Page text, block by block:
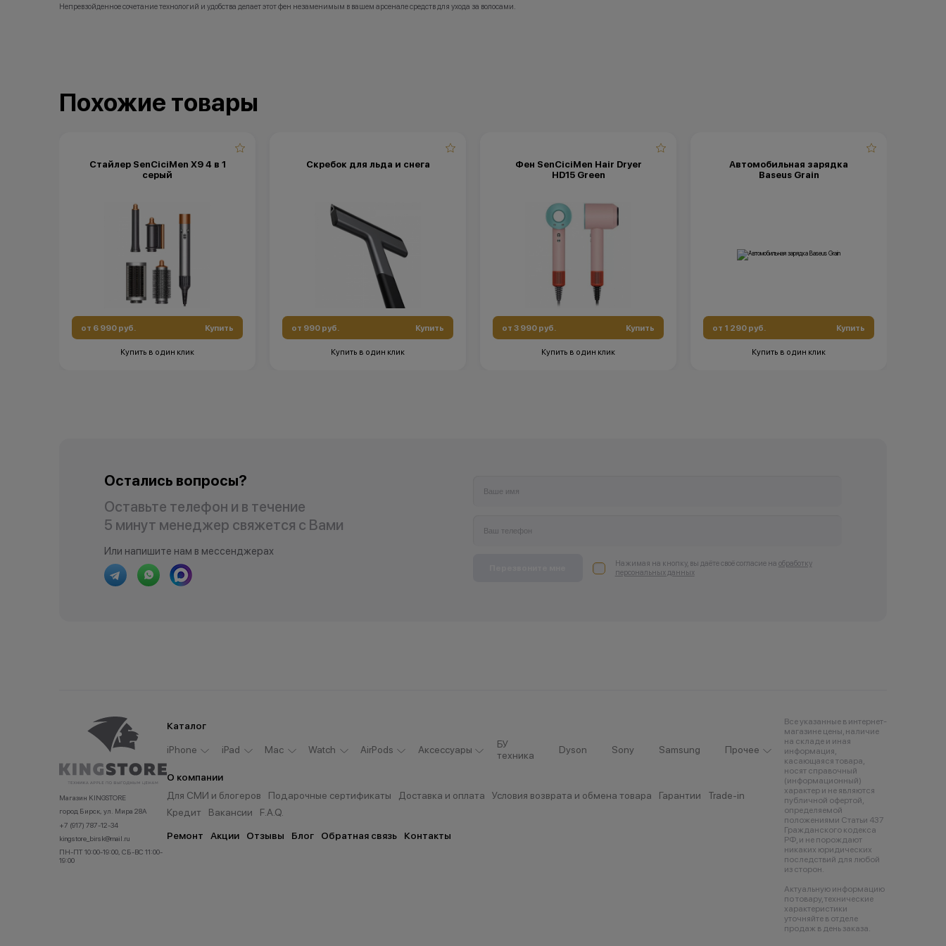
другими акциями магазина KINGSTORE.
Непревзойденное сочетание технологий и удобства делает этот фен незаменимым в вашем арсенале средств для ухода за волосами.
Похожие товары
Стайлер SenCiciMen X9 4 в 1
серый
от 6 990 руб. Купить
Купить в один клик
Скребок для льда и снега
от 990 руб. Купить
Купить в один клик
Фен SenCiciMen Hair Dryer
HD15 Green
от 3 990 руб. Купить
Купить в один клик
Автомобильная зарядка
Baseus Grain
от 1 290 руб. Купить
Купить в один клик
Остались вопросы?
Оставьте телефон и в течение
5 минут менеджер свяжется с Вами
Или напишите нам в мессенджерах
Нажимая на кнопку, вы даёте своё согласие на обработку
персональных данных
Магазин KINGSTORE
город Бирск, ул. Мира 28А
+7 (917) 787-12-34
kingstore_birsk@mail.ru
ПН-ПТ 10:00-19:00, СБ-ВС 11:00-
19:00
Каталог
iPhone iPad Мас Watch AirPods Аксессуары
БУ
техника
Dyson Sony Samsung Прочее
О компании
Для СМИ и блогеров
Подарочные сертификаты Доставка и оплата Условия возврата и обмена товара Гарантии
Trade-in
Кредит
Вакансии F.A.Q.
Ремонт Акции Отзывы Блог Обратная связь Контакты
Все указанные в интернет-
магазине цены, наличие
на складе и иная
информация,
касающаяся товара,
носят справочный
(информационный)
характер и не являются
публичной офертой,
определяемой
положениями Статьи 437
Гражданского кодекса
РФ, и не порождают
никаких юридических
последствий для любой
из сторон.
Актуальную информацию
по товару, технические
характеристики
уточняйте в отделе
продаж в день заказа.